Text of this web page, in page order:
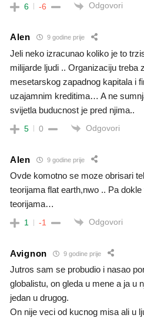
6 -6 Odgovori
Alen 9 godine prije
Jeli neko izracunao koliko je to
milijarde ljudi .. Organizaciju treba
mesetarskog zapadnog kapitala i
uzajamnim kreditima… A ne
svijetla buducnost je pred njima..
5 0 Odgovori
Alen 9 godine prije
Ovde komotno se moze obrisari
teorijama flat earth,nwo .. Pa
teorijama…
1 -1 Odgovori
Avignon 9 godine prije
Jutros sam se probudio i nasao
globalistu, on gleda u mene a ja u
jedan u drugog.
On nije veci od kucnog misa ali u